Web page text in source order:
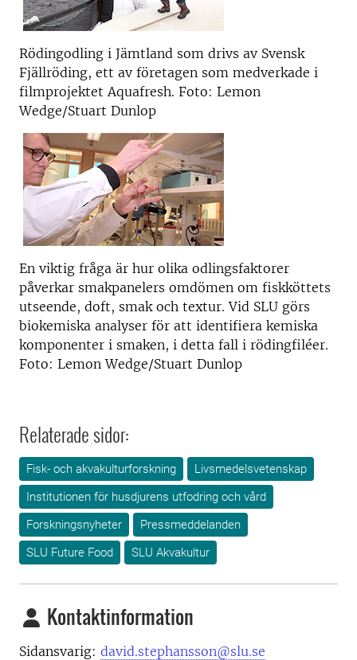
Rödingodling i Jämtland som drivs av Svensk
Fjällröding, ett av företagen som medverkade i
filmprojektet Aquafresh. Foto: Lemon
Wedge/Stuart Dunlop
En viktig fråga är hur olika odlingsfaktorer
påverkar smakpanelers omdömen om fiskköttets
utseende, doft, smak och textur. Vid SLU görs
biokemiska analyser för att identifiera kemiska
komponenter i smaken, i detta fall i rödingfiléer.
Foto: Lemon Wedge/Stuart Dunlop
Relaterade sidor:
Fisk- och akvakulturforskning
Livsmedelsvetenskap
Institutionen för husdjurens utfodring och vård
Forskningsnyheter
Pressmeddelanden
SLU Future Food
SLU Akvakultur
Kontaktinformation
Sidansvarig: david.stephansson@slu.se